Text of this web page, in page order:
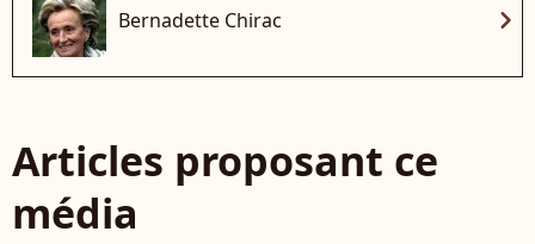
Bernadette Chirac chevron_right
Articles proposant ce
média